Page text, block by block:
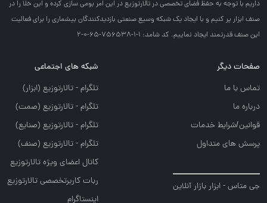
داريم با توجه به حفظ فضاي تخصصي در تالارتوزيع در اين امر بومي سازي كرده و اين خلا را در
صنف ابزار پر كنيم و با ايجاد يك شبكه وسيع صنعتي بازديدكنندگان بيشماري را براي فعاليت
اين صنف قدرتمند ايجاد نماييم. کد شامد: 1-1-756538-65-0-2
صفحات دیگر
تماس با ما
درباره ما
قوانین/شرایط خدمات
پرسش های متداول
جی متاس - ابزار بازار آنلاین
شبکه های اجتماعی
تلگرام - تالارتوزيع (ابزار)
تلگرام - تالارتوزيع (صمت)
تلگرام - تالارتوزيع (صنايع)
تلگرام - تالارتوزیع (صنف)
کانال اعضای ویژه تالارتوزیع
ربات کاربرتخصصی تالارتوزیع
اینستاگرام